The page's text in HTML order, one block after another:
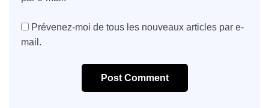
Prévenez-moi de tous les nouveaux articles par e-
mail.
Post Comment